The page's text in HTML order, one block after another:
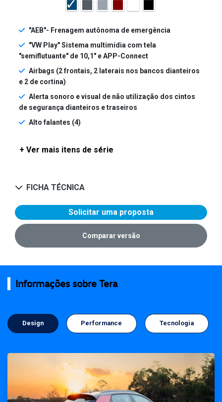
"AEB"- Frenagem autônoma de emergência
"VW Play" Sistema multimídia com tela
"semiflutuante" de 10,1" e APP-Connect
Airbags (2 frontais, 2 laterais nos bancos dianteiros
e 2 de cortina)
Alerta sonoro e visual de não utilização dos cintos
de segurança dianteiros e traseiros
Alto falantes (4)
+ Ver mais itens de série
FICHA TÉCNICA
Solicitar uma proposta
Comparar versão
Informações sobre Tera
Design Performance Tecnologia